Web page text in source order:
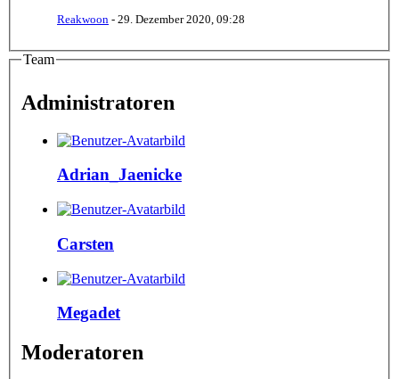
Reakwoon - 29. Dezember 2020, 09:28
Team
Administratoren
Adrian_Jaenicke
Carsten
Megadet
Moderatoren